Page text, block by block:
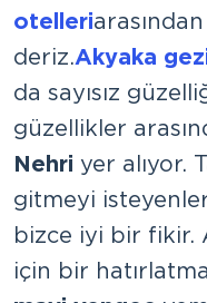
otelleri
deriz.Akyaka
da sayısız
güzellikler
Nehri yer alıyor.
gitmeyi
bizce iyi bir fikir.
için bir